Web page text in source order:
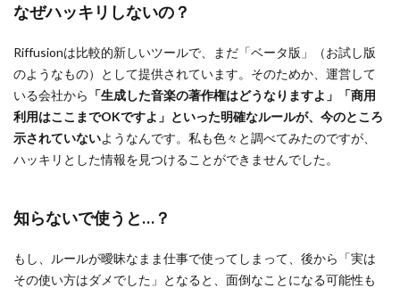
なぜハッキリしないの？
Riffusionは比較的新しいツールで、まだ「ベータ版」（お試し版
のようなもの）として提供されています。そのためか、運営して
いる会社から 「生成した音楽の著作権はどうなりますよ」「商用
利用はここまでOKですよ」といった明確なルールが、今のところ
示されていないようなんです。私も色々と調べてみたのですが、
ハッキリとした情報を見つけることができませんでした。
知らないで使うと…？
もし、ルールが曖昧なまま仕事で使ってしまって、後から「実は
その使い方はダメでした」となると、面倒なことになる可能性も